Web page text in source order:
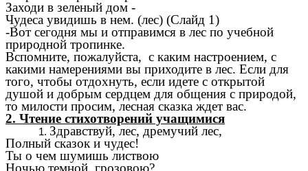
Заходи в зеленый дом -
Чудеса увидишь в нем. (лес) (Слайд 1)
-Вот сегодня мы и отправимся в лес по учебной
природной тропинке.
Вспомните, пожалуйста, с каким настроением, с
какими намерениями вы приходите в лес. Если для
того, чтобы отдохнуть, если идете с открытой
душой и добрым сердцем для общения с природой,
то милости просим, лесная сказка ждет вас.
2. Чтение стихотворений учащимися
Здравствуй, лес, дремучий лес,
Полный сказок и чудес!
Ты о чем шумишь листвою
Ночью темной, грозовою?